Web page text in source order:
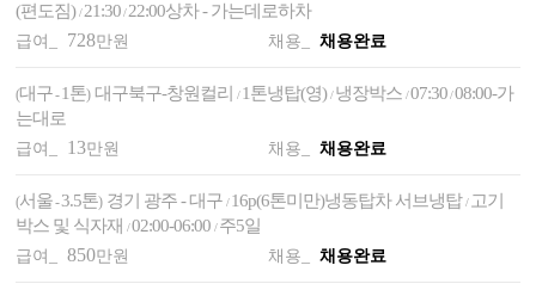
(편도짐)/ 21:30 / 22:00상차 - 가는데로하차
급여_ 728만원 채용_ 채용완료
(대구-1톤) 대구북구-창원컬리/ 1톤냉탑(영)/ 냉장박스/07:30 /08:00-가
는대로
급여_ 13만원 채용_ 채용완료
(서울-3.5톤) 경기 광주 - 대구/ 16p(6톤미만)냉동탑차 서브냉탑/ 고기
박스 및 식자재/02:00-06:00/ 주5일
급여_850만원 채용_ 채용완료